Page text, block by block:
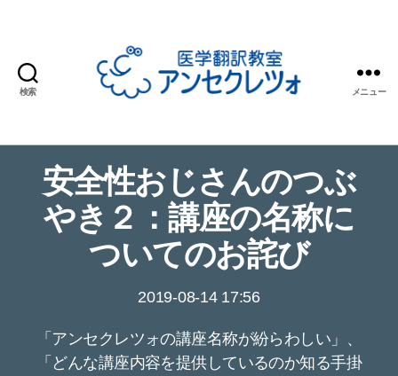
検索
学
翻
訳
教
室
ア
ン
ク
ツ
ォ
メニュー
安全性おじさんのつぶ
やき２：講座の名称に
ついてのお詫び
2019-08-14 17:56
「アンセクレツォの講座名称が紛らわしい」、
「どんな講座内容を提供しているのか知る手掛